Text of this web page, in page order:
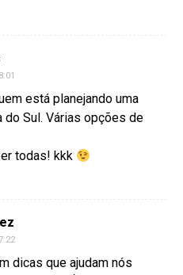
está planejando uma
do Sul. Várias opções de
todas! kkk
dicas que ajudam nós